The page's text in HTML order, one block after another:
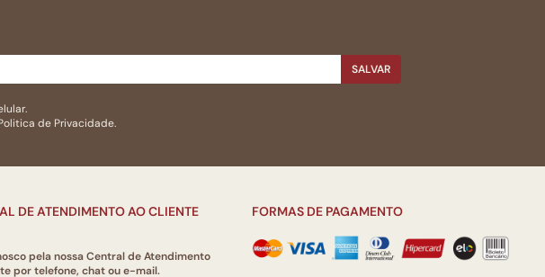
SALVAR
de Privacidade.
DE ATENDIMENTO AO CLIENTE
pela nossa Central de Atendimento
por telefone, chat ou e-mail.
FORMAS DE PAGAMENTO